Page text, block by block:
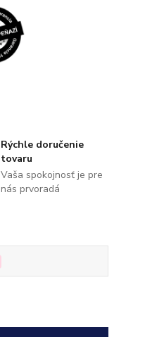
Rýchle doručenie
tovaru
Vaša spokojnosť je pre
nás prvoradá